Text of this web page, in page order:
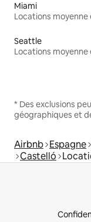
Miami
Seattle
* Des exclusions
géographiques et
Airbnb Espagne
Castelló